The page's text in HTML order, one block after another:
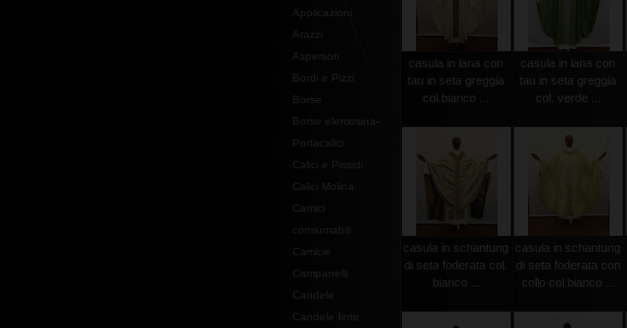
Applicazioni
Arazzi
Aspersori
Bordi e Pizzi
Borse
Borse elemosina-
Portacalici
Calici e Pissidi
Calici Molina
Camici
consumabili
Camicie
Campanelli
Candele
Candele finte
casula in lana con
tau in seta greggia
col.bianco ...
casula in lana con
tau in seta greggia
col. verde ...
casula in schantung
di seta foderata col.
bianco ...
casula in schantung
di seta foderata con
collo col.bianco ...